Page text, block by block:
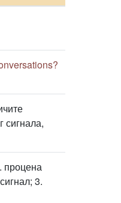
сигнала,
процена
3.